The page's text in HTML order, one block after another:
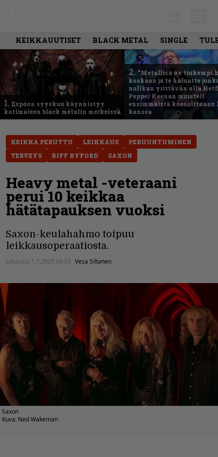
KEIKKAUUTISET BLACK METAL SINGLE
1. Espoon syyskuu käynnistyy
kotimaisen black metalin merkeissä
2. ”Metallica on tiukempi
koskaan ja te haluatte
nulikan yrittävän olla
Pepper Keenan muisteli
ensimmäistä
kanssa
KEIKKA PERUTTU LEIKKAUS
PERUUNTUMINEN
TERVEYS
BIFF BYFORD SAXON
Heavy metal -veteraani
perui 10 keikkaa
hätätapauksen vuoksi
Saxon-keulahahmo toipuu
leikkausoperaatiosta.
Julkaistu: 1.7.2025 09:03 Vesa Siltanen
Saxon
Kuva: Ned Wakeman